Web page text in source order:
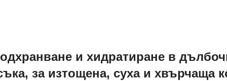
и хидратиране в
за изтощена, суха и хвърчаща